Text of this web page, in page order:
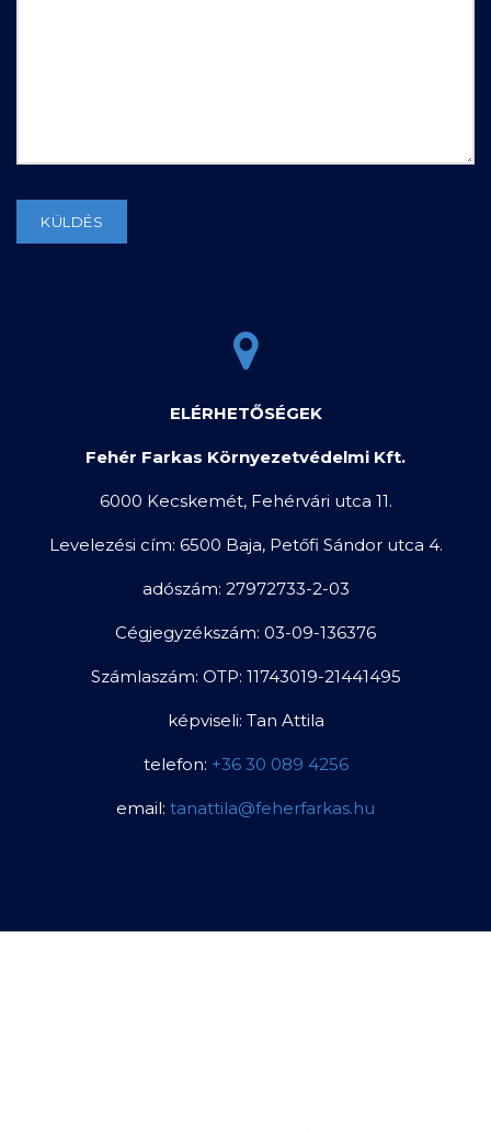
ELÉRHETŐSÉGEK
Fehér Farkas Környezetvédelmi Kft.
6000 Kecskemét, Fehérvári utca 11.
Levelezési cím: 6500 Baja, Petőfi Sándor utca 4.
adószám: 27972733-2-03
Cégjegyzékszám: 03-09-136376
Számlaszám: OTP: 11743019-21441495
képviseli: Tan Attila
telefon: +36 30 089 4256
email: tanattila@feherfarkas.hu